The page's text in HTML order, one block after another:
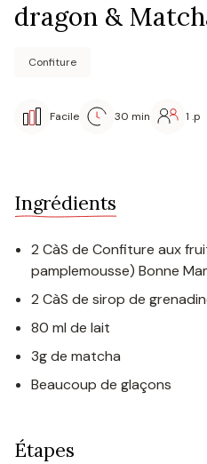
dragon &
Confiture
Facile 30 min 1 .p
Ingrédients
2 CàS de Confiture aux
pamplemousse) Bonne
2 CàS de sirop de
80 ml de lait
3g de matcha
Beaucoup de glaçons
Étapes